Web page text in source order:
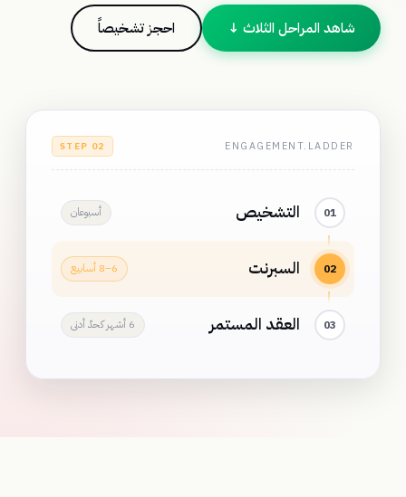
شاهد المراحل الثلاث ↓ احجز تشخيصاً
ENGAGEMENT.LADDER
STEP 02
01 التشخيص أسبوعان
02 السبرنت 6–8 أسابيع
03 العقد المستمر 6 أشهر كحدّ أدنى